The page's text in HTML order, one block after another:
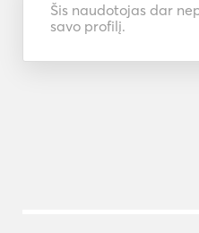
Šis naudotojas dar
savo profilį.